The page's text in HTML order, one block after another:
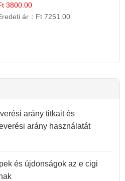
3800.00
ár： Ft 7251.00
arány titkait és
arány használatát
és újdonságok az e cigi